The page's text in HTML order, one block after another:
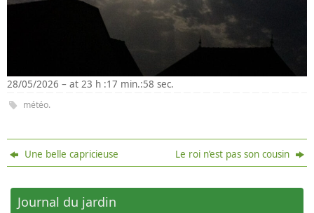
28/05/2026 – at 23 h :17 min.:58 sec.
météo.
Une belle capricieuse Le roi n’est pas son cousin
Journal du jardin